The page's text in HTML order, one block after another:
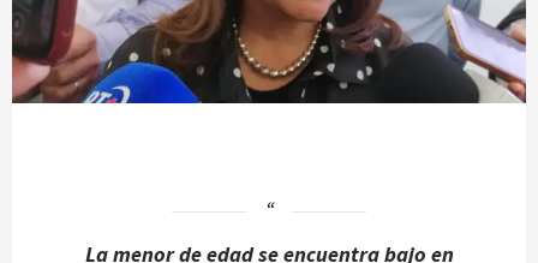
La menor de edad se encuentra bajo en